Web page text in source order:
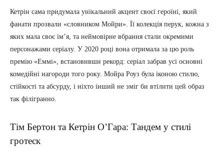
Кетрін сама придумала унікальний акцент своєї героїні, який
фанати прозвали «словником Мойри». Її колекція перук, кожна з
яких мала своє ім’я, та неймовірне вбрання стали окремими
персонажами серіалу. У 2020 році вона отримала за цю роль
премію «Еммі», встановивши рекорд: серіал забрав усі основні
комедійні нагороди того року. Мойра Роуз була іконою стилю,
стійкості та абсурду, і ніхто інший не зміг би втілити цей образ
так філігранно.
Тім Бертон та Кетрін О’Гара: Тандем у стилі
гротеск